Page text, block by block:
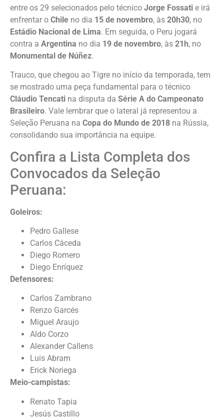
entre os 29 selecionados pelo técnico Jorge Fossati e irá
enfrentar o Chile no dia 15 de novembro, às 20h30, no
Estádio Nacional de Lima. Em seguida, o Peru jogará
contra a Argentina no dia 19 de novembro, às 21h, no
Monumental de Núñez.
Trauco, que chegou ao Tigre no início da temporada, tem
se mostrado uma peça fundamental para o técnico
Cláudio Tencati na disputa da Série A do Campeonato
Brasileiro. Vale lembrar que o lateral já representou a
Seleção Peruana na Copa do Mundo de 2018 na Rússia,
consolidando sua importância na equipe.
Confira a Lista Completa dos
Convocados da Seleção
Peruana:
Goleiros:
Pedro Gallese
Carlos Cáceda
Diego Romero
Diego Enríquez
Defensores:
Carlos Zambrano
Renzo Garcés
Miguel Araujo
Aldo Corzo
Alexander Callens
Luis Abram
Erick Noriega
Meio-campistas:
Renato Tapia
Jesús Castillo